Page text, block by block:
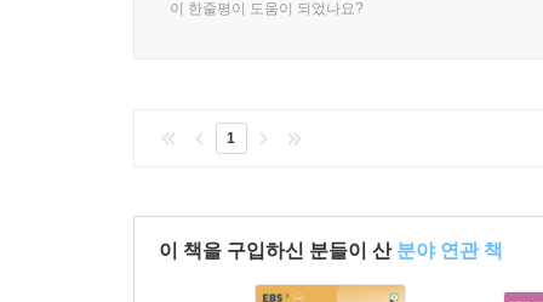
이 한줄평이 도움이 되었나요?
1
이 책을 구입하신 분들이 산 분야 연관 책